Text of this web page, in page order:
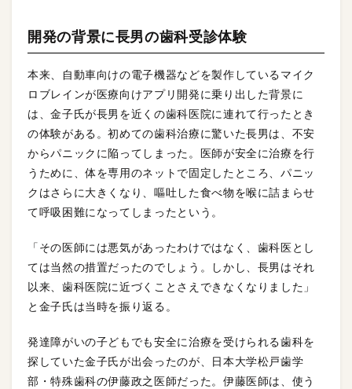
開発の背景に長男の歯科受診体験
本来、自動車向けの電子機器などを製作しているマイク
ロブレインが医療向けアプリ開発に乗り出した背景に
は、金子氏が長男を近くの歯科医院に連れて行ったとき
の体験がある。初めての歯科治療に驚いた長男は、不安
からパニックに陥ってしまった。医師が安全に治療を行
うために、体を専用のネットで固定したところ、パニッ
クはさらに大きくなり、嘔吐した食べ物を喉に詰まらせ
て呼吸困難になってしまったという。
「その医師には悪気があったわけではなく、歯科医とし
ては当然の措置だったのでしょう。しかし、長男はそれ
以来、歯科医院に近づくことさえできなくなりました」
と金子氏は当時を振り返る。
発達障がいの子どもでも安全に治療を受けられる歯科を
探していた金子氏が出会ったのが、日本大学松戸歯学
部・特殊歯科の伊藤政之医師だった。伊藤医師は、使う